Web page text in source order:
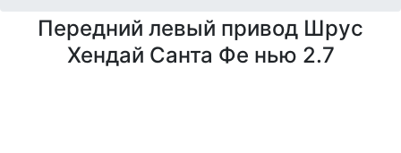
Передний левый привод Шрус
Хендай Санта Фе нью 2.7